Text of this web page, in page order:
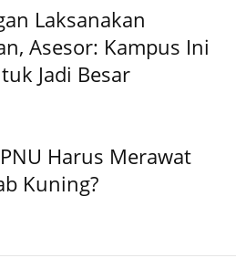
Laksanakan
Asesor: Kampus Ini
Jadi Besar
Harus Merawat
Kuning?